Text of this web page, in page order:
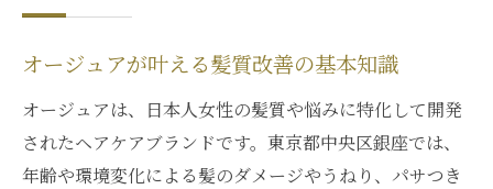
オージュアが叶える髪質改善の基本知識
オージュアは、日本人女性の髪質や悩みに特化して開発
されたヘアケアブランドです。東京都中央区銀座では、
年齢や環境変化による髪のダメージやうねり、パサつき